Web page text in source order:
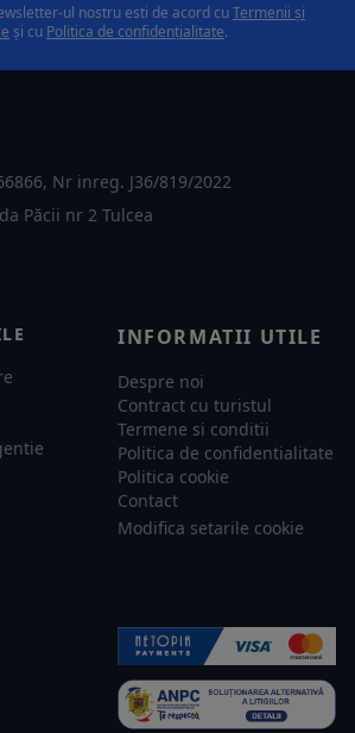
ul nostru esti de acord cuTermenii și
și cu Politica de confidențialitate.
Nr inreg. J36/819/2022
Păcii nr 2 Tulcea
INFORMATII UTILE
Despre noi
Contract cu turistul
Termene si conditii
Politica de confidentialitate
Politica cookie
Contact
Modifica setarile cookie